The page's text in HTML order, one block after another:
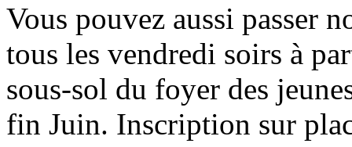
Vous pouvez aussi passer
tous les vendredi soirs à
sous-sol du foyer des
fin Juin. Inscription sur